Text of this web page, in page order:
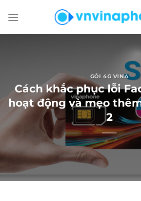
đến
GÓI 4G VINA
Cách khắc phục lỗi
hoạt động và mẹo
2